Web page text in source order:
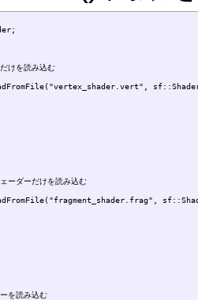
けを読み込む
ーダーだけを読み込む
を読み込む